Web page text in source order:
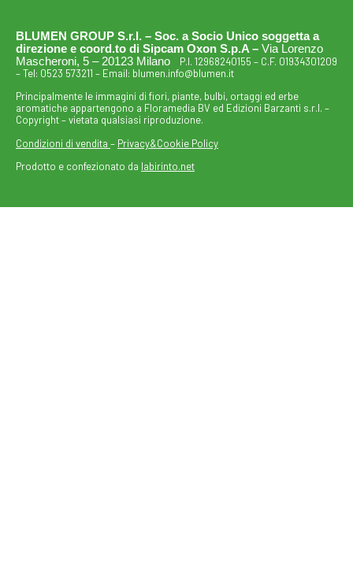
BLUMEN GROUP S.r.l. – Soc. a Socio Unico soggetta a
direzione e coord.to di Sipcam Oxon S.p.A – Via Lorenzo
Mascheroni, 5 – 20123 Milano P.I. 12968240155 – C.F. 01934301209
– Tel: 0523 573211 – Email: blumen.info@blumen.it
Principalmente le immagini di fiori, piante, bulbi, ortaggi ed erbe
aromatiche appartengono a Floramedia BV ed Edizioni Barzanti s.r.l. –
Copyright – vietata qualsiasi riproduzione.
Condizioni di vendita – Privacy&Cookie Policy
Prodotto e confezionato da labirinto.net